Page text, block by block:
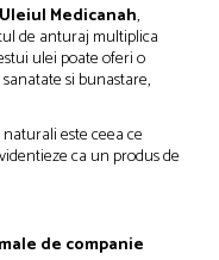
Medicanah,
de anturaj multiplica
ulei poate oferi o
si bunastare,
este ceea ce
ca un produs de
de companie